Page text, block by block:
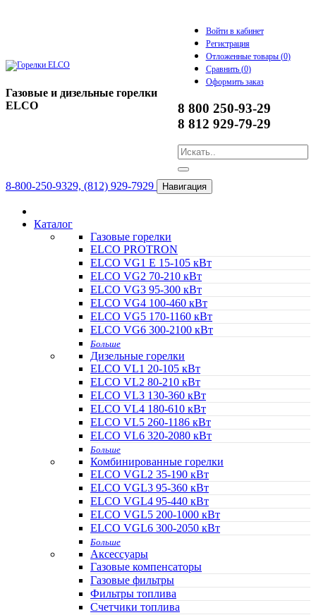
Газовые и дизельные горелки
ELCO
Войти в кабинет
Регистрация
Отложенные товары (0)
Сравнить (0)
Оформить заказ
8 800 250-93-29
8 812 929-79-29
8-800-250-9329, (812) 929-7929 Навигация
Каталог
Газовые горелки
ELCO PROTRON
ELCO VG1 E 15-105 кВт
ELCO VG2 70-210 кВт
ELCO VG3 95-300 кВт
ELCO VG4 100-460 кВт
ELCO VG5 170-1160 кВт
ELCO VG6 300-2100 кВт
Больше
Дизельные горелки
ELCO VL1 20-105 кВт
ELCO VL2 80-210 кВт
ELCO VL3 130-360 кВт
ELCO VL4 180-610 кВт
ELCO VL5 260-1186 кВт
ELCO VL6 320-2080 кВт
Больше
Комбинированные горелки
ELCO VGL2 35-190 кВт
ELCO VGL3 95-360 кВт
ELCO VGL4 95-440 кВт
ELCO VGL5 200-1000 кВт
ELCO VGL6 300-2050 кВт
Больше
Аксессуары
Газовые компенсаторы
Газовые фильтры
Фильтры топлива
Счетчики топлива